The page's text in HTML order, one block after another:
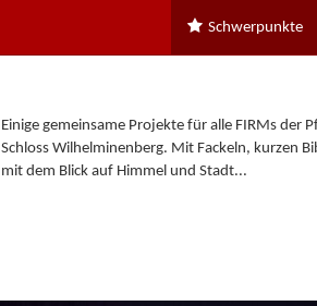
Schwerpunkte
Einige gemeinsame Projekte für alle FIRMs
Schloss Wilhelminenberg. Mit Fackeln, kurzen
mit dem Blick auf Himmel und Stadt...